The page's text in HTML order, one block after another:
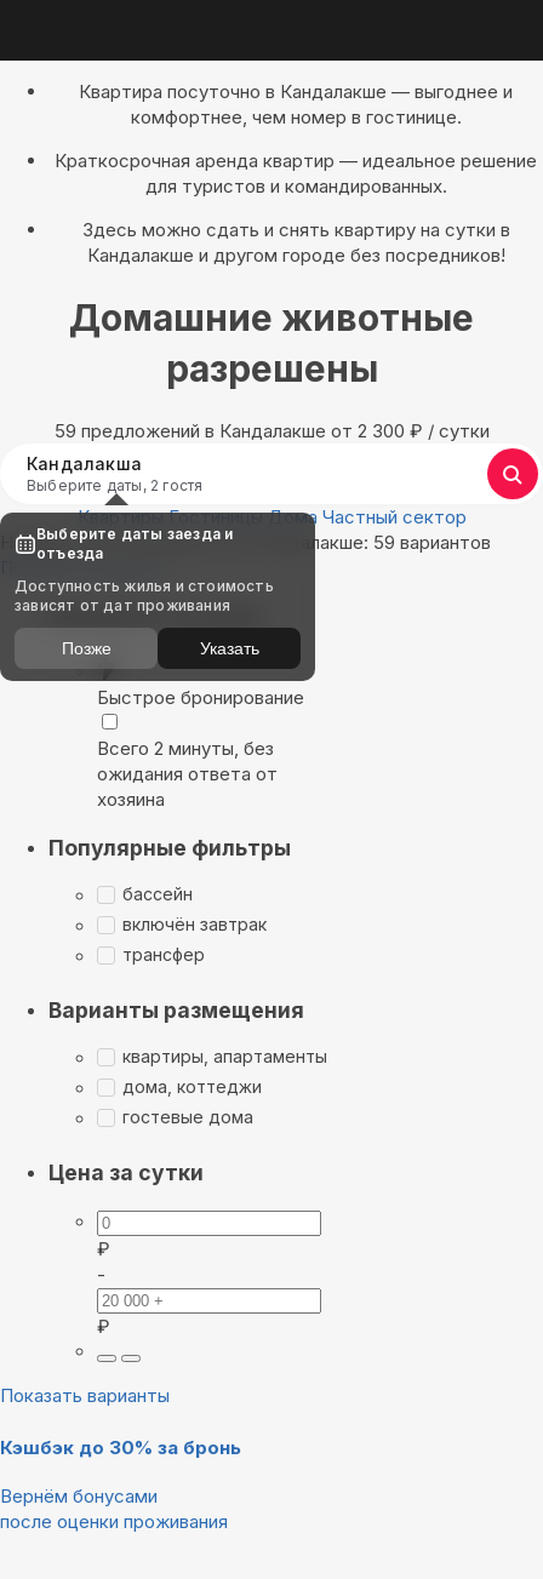
Квартира посуточно в Кандалакше — выгоднее и
комфортнее, чем номер в гостинице.
Краткосрочная аренда квартир — идеальное решение
для туристов и командированных.
Здесь можно сдать и снять квартиру на сутки в
Кандалакше и другом городе без посредников!
Домашние животные
разрешены
59 предложений в Кандалакше oт 2 300 ₽ / сутки
Кандалакша
Выберите даты, 2 гостя
Квартиры Гостиницы Дома Частный сектор
Найдём, где остановиться в Кандалакше: 59 вариантов
Показать на карте
Выбирайте лучшее
Быстрое бронирование
Всего 2 минуты, без
ожидания ответа от
хозяина
Популярные фильтры
бассейн
включён завтрак
трансфер
Варианты размещения
квартиры, апартаменты
дома, коттеджи
гостевые дома
Цена за сутки
₽
-
₽
Показать варианты
Кэшбэк до 30% за бронь
Вернём бонусами
после оценки проживания
Выберите даты заезда и
отъезда
Доступность жилья и стоимость
зависят от дат проживания
Позже Указать